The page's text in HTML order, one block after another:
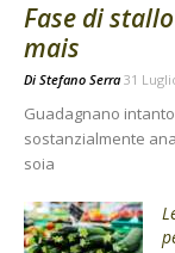
Fase di
mais
Di Stefano Serra 31
Guadagnano
sostanzialmente
soia